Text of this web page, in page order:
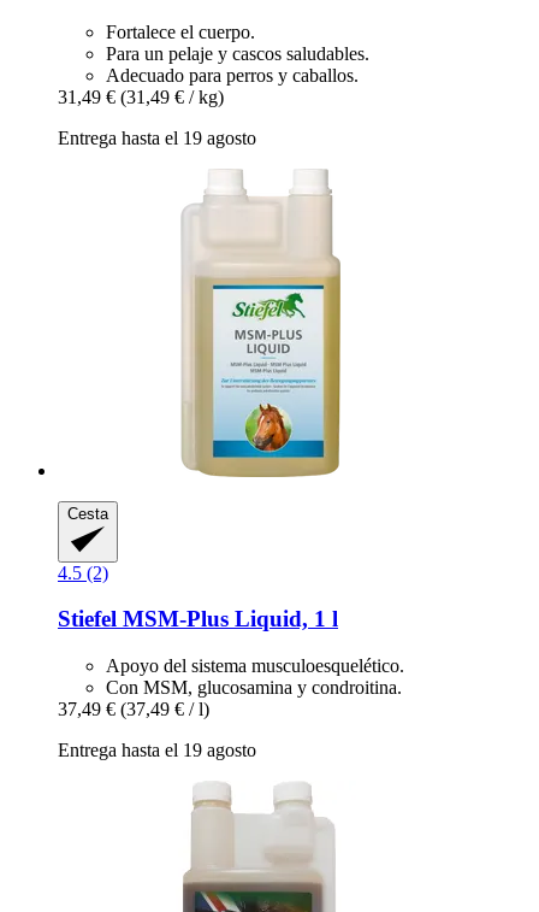
Fortalece el cuerpo.
Para un pelaje y cascos saludables.
Adecuado para perros y caballos.
31,49 € (31,49 € / kg)
Entrega hasta el 19 agosto
Cesta
4.5 (2)
Stiefel MSM-​Plus Liquid, 1 l
Apoyo del sistema musculoesquelético.
Con MSM, glucosamina y condroitina.
37,49 € (37,49 € / l)
Entrega hasta el 19 agosto